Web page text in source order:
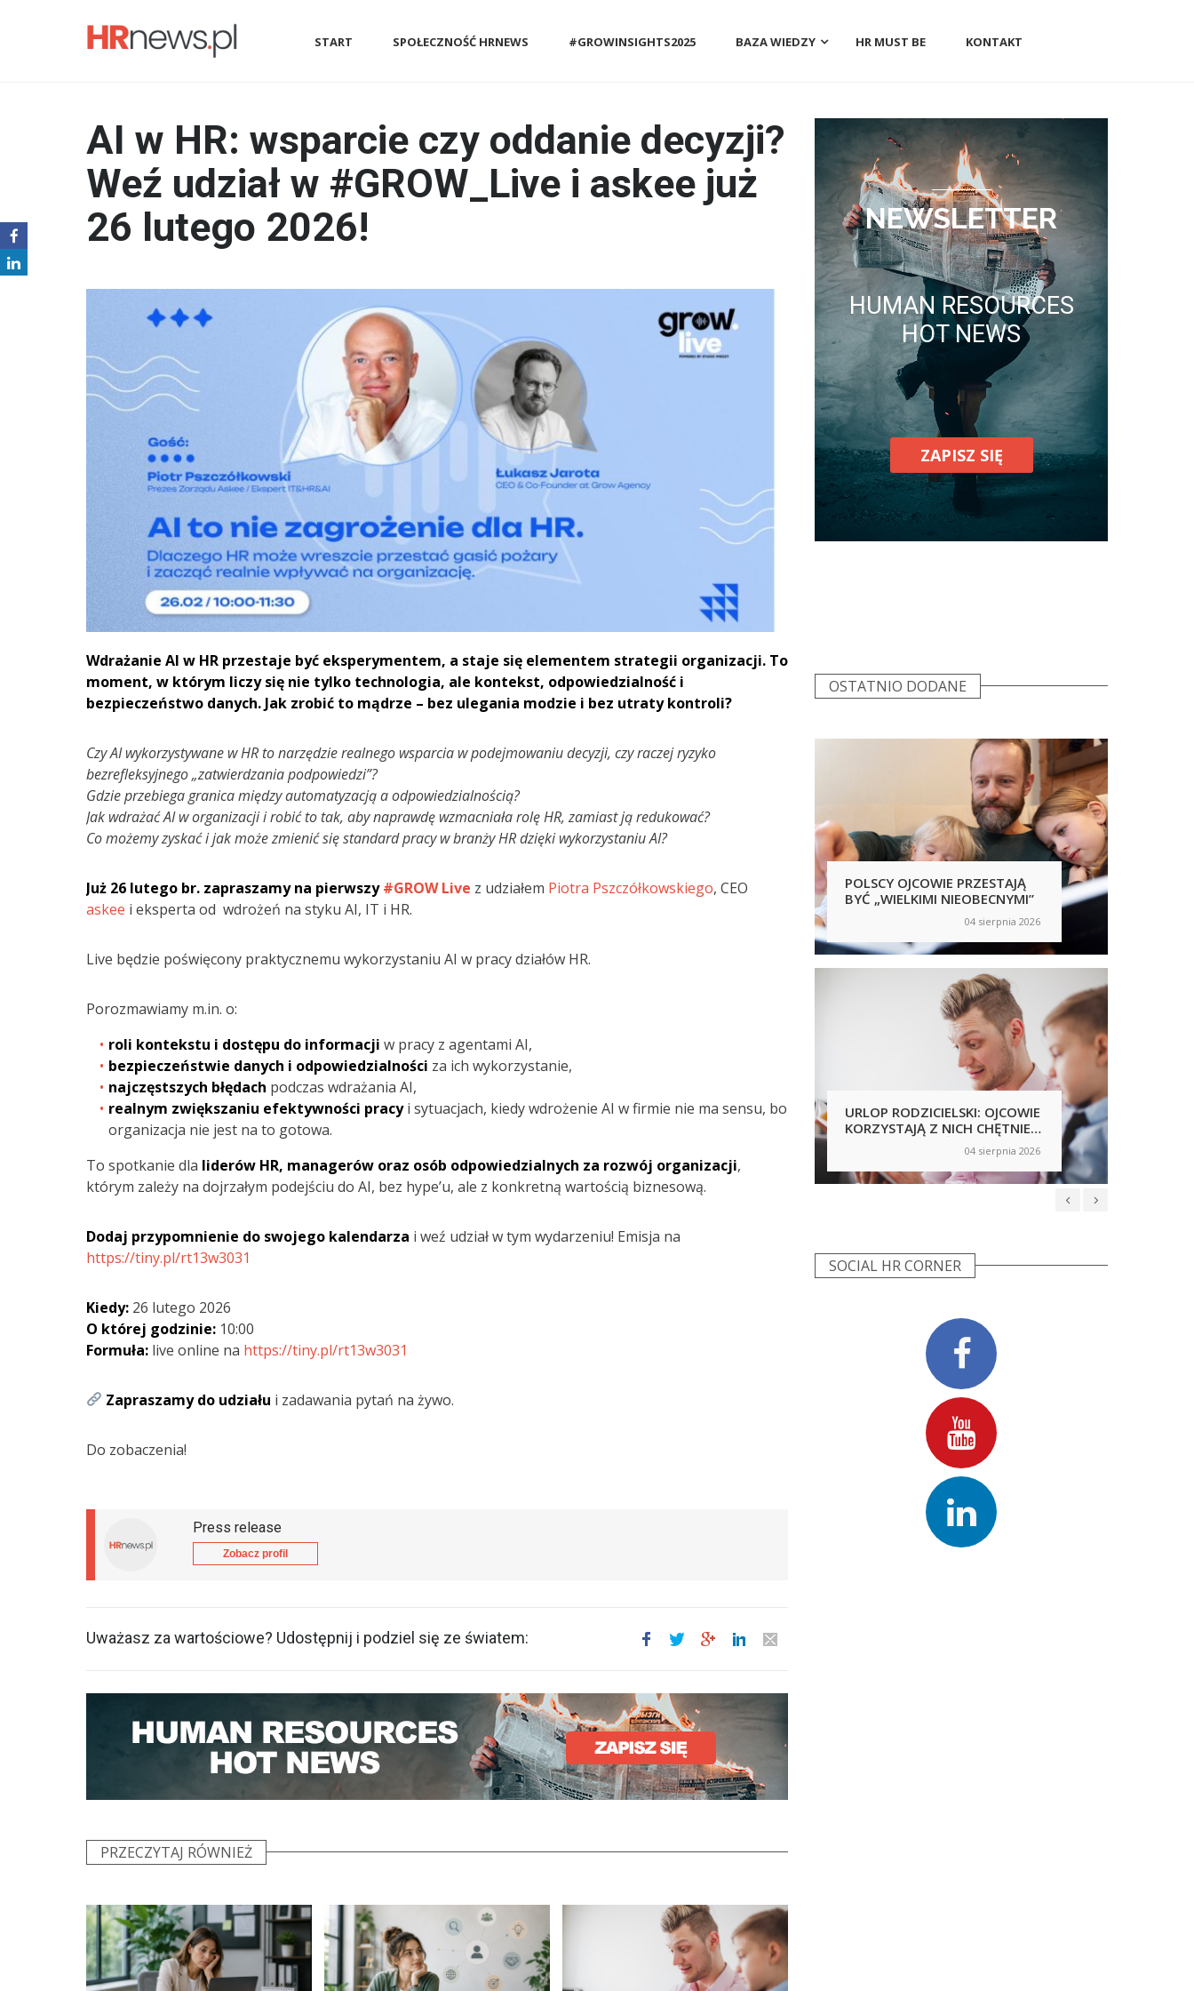
START SPOŁECZNOŚĆ HRNEWS #GROWINSIGHTS2025 BAZA WIEDZY HR MUST BE KONTAKT
AI w HR: wsparcie czy oddanie decyzji?
Weź udział w #GROW_Live i askee już
26 lutego 2026!
Wdrażanie AI w HR przestaje być eksperymentem, a staje się elementem strategii organizacji. To
moment, w którym liczy się nie tylko technologia, ale kontekst, odpowiedzialność i
bezpieczeństwo danych. Jak zrobić to mądrze – bez ulegania modzie i bez utraty kontroli?
Czy AI wykorzystywane w HR to narzędzie realnego wsparcia w podejmowaniu decyzji, czy raczej ryzyko
bezrefleksyjnego „zatwierdzania podpowiedzi”?
Gdzie przebiega granica między automatyzacją a odpowiedzialnością?
Jak wdrażać AI w organizacji i robić to tak, aby naprawdę wzmacniała rolę HR, zamiast ją redukować?
Co możemy zyskać i jak może zmienić się standard pracy w branży HR dzięki wykorzystaniu AI?
Już 26 lutego br. zapraszamy na pierwszy#GROW Live z udziałem Piotra Pszczółkowskiego, CEO
askee i eksperta od wdrożeń na styku AI, IT i HR.
Live będzie poświęcony praktycznemu wykorzystaniu AI w pracy działów HR.
Porozmawiamy m.in. o:
roli kontekstu i dostępu do informacji w pracy z agentami AI,
bezpieczeństwie danych i odpowiedzialności za ich wykorzystanie,
najczęstszych błędach podczas wdrażania AI,
realnym zwiększaniu efektywności pracyi sytuacjach, kiedy wdrożenie AI w firmie nie ma sensu, bo
organizacja nie jest na to gotowa.
To spotkanie dla liderów HR, managerów oraz osób odpowiedzialnych za rozwój organizacji,
którym zależy na dojrzałym podejściu do AI, bez hype’u, ale z konkretną wartością biznesową.
Dodaj przypomnienie do swojego kalendarza i weź udział w tym wydarzeniu! Emisja na
https://tiny.pl/rt13w3031
Kiedy: 26 lutego 2026
O której godzinie: 10:00
Formuła: live online na https://tiny.pl/rt13w3031
Zapraszamy do udziału i zadawania pytań na żywo.
Do zobaczenia!
Press release
Zobacz profil
Uważasz za wartościowe? Udostępnij i podziel się ze światem:
PRZECZYTAJ RÓWNIEŻ
NEWSLETTER
HUMAN RESOURCES
HOT NEWS
ZAPISZ SIĘ
OSTATNIO DODANE
FIRMA GOTOWA NA AI:
PROBLEMEM NIE SĄ DANE, ALE
ASKEE I INICJATOR „MANIFESTU
KOBIETY W PRACY: MIĘDZY
WSPIERAĆ?
POLSCY OJCOWIE PRZESTAJĄ
BYĆ „WIELKIMI NIEOBECNYMI”
04 sierpnia 2026
URLOP RODZICIELSKI: OJCOWIE
KORZYSTAJĄ Z NICH CHĘTNIEJ,
ALE NIERÓWNOŚCI NADAL SĄ
04 sierpnia 2026
SOCIAL HR CORNER